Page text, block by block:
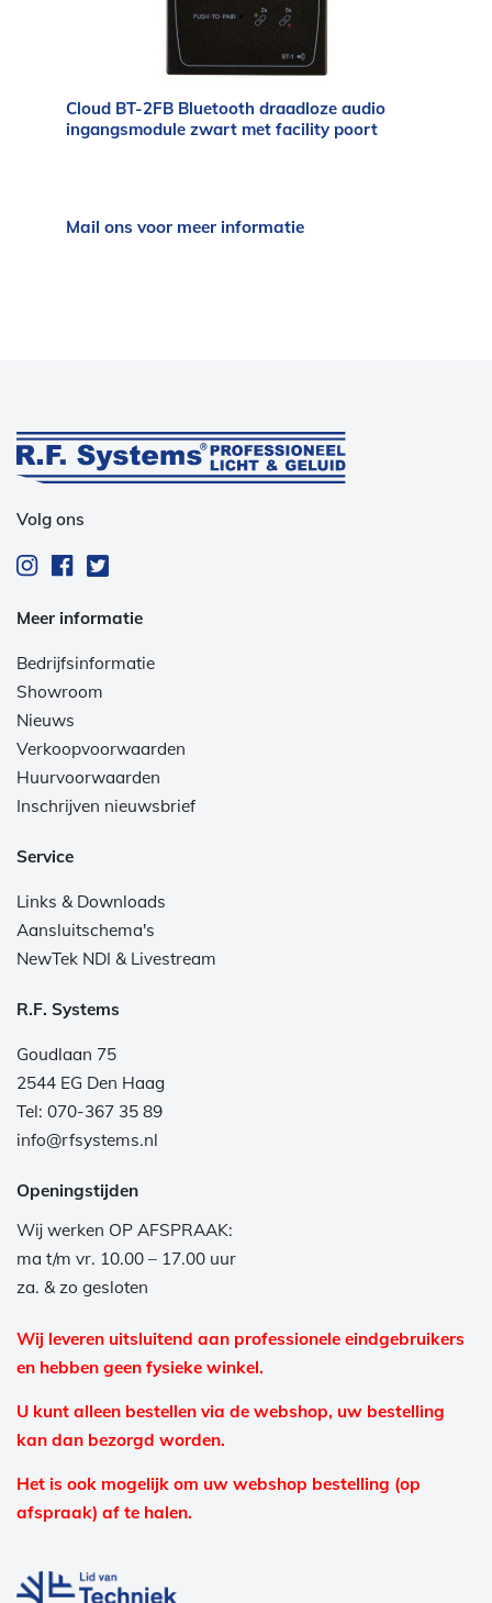
Cloud BT-2FB Bluetooth draadloze audio
ingangsmodule zwart met facility poort
Mail ons voor meer informatie
Volg ons
Meer informatie
Bedrijfsinformatie
Showroom
Nieuws
Verkoopvoorwaarden
Huurvoorwaarden
Inschrijven nieuwsbrief
Service
Links & Downloads
Aansluitschema's
NewTek NDI & Livestream
R.F. Systems
Goudlaan 75
2544 EG Den Haag
Tel: 070-367 35 89
info@rfsystems.nl
Openingstijden
Wij werken OP AFSPRAAK:
ma t/m vr. 10.00 – 17.00 uur
za. & zo gesloten
Wij leveren uitsluitend aan professionele eindgebruikers
en hebben geen fysieke winkel.
U kunt alleen bestellen via de webshop, uw bestelling
kan dan bezorgd worden.
Het is ook mogelijk om uw webshop bestelling (op
afspraak) af te halen.